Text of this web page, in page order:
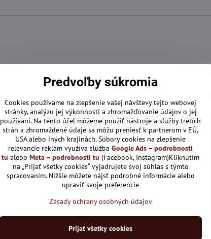
Predvoľby súkromia
Cookies používame na zlepšenie vašej návštevy tejto webovej
stránky, analýzu jej výkonnosti a zhromažďovanie údajov o jej
používaní. Na tento účel môžeme použiť nástroje a služby tretích
strán a zhromaždené údaje sa môžu preniesť k partnerom v EÚ,
USA alebo iných krajinách. Súbory cookies na zlepšenie
relevancie reklám využíva služba Google Ads – podrobnosti
tu alebo Meta – podrobnosti tu (Facebook, Instagram)Kliknutím
na „Prijať všetky cookies“ vyjadrujete svoj súhlas s týmto
spracovaním. Nižšie môžete nájsť podrobné informácie alebo
upraviť svoje preferencie
Zásady ochrany osobných údajov
Prijať všetky cookies